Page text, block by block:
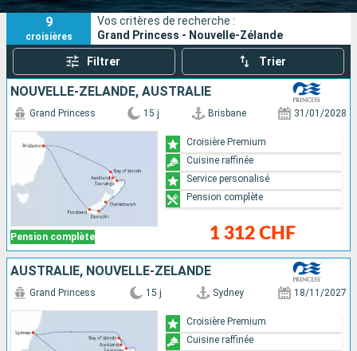
Rechercher
9
croisières
Vos critères de recherche :
Grand Princess - Nouvelle-Zélande
Filtrer Trier
NOUVELLE-ZÉLANDE, AUSTRALIE
Pension complète
Grand Princess 15 j Brisbane 31/01/2028
1 312 CHF
Croisière Premium
Cuisine raffinée
Service personalisé
Pension complète
AUSTRALIE, NOUVELLE-ZÉLANDE
Grand Princess 15 j Sydney 18/11/2027
Croisière Premium
Cuisine raffinée